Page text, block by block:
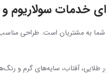
خدمات سولاریوم و
شما به مشتریان است. طراحی
طلایی، آفتاب، سایه‌های گرم و